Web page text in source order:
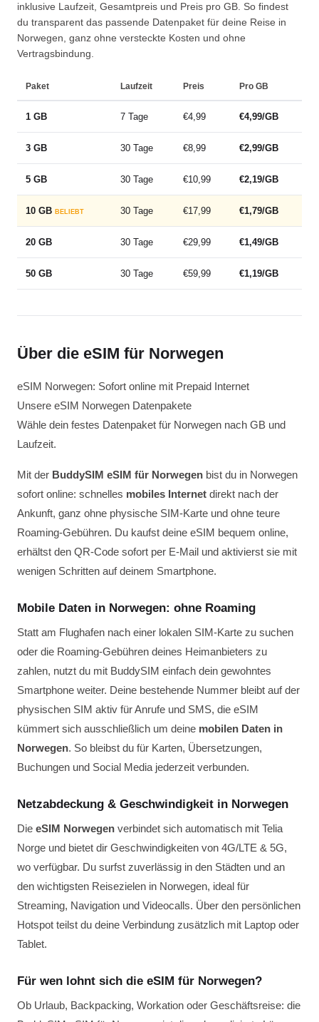
inklusive Laufzeit, Gesamtpreis und Preis pro GB. So findest
du transparent das passende Datenpaket für deine Reise in
Norwegen, ganz ohne versteckte Kosten und ohne
Vertragsbindung.
Paket Laufzeit Preis Pro GB
1 GB 7 Tage €4,99 €4,99/GB
3 GB 30 Tage €8,99 €2,99/GB
5 GB 30 Tage €10,99 €2,19/GB
10 GB BELIEBT 30 Tage €17,99 €1,79/GB
20 GB 30 Tage €29,99 €1,49/GB
50 GB 30 Tage €59,99 €1,19/GB
Über die eSIM für Norwegen
eSIM Norwegen: Sofort online mit Prepaid Internet
Unsere eSIM Norwegen Datenpakete
Wähle dein festes Datenpaket für Norwegen nach GB und
Laufzeit.
Mit der BuddySIM eSIM für Norwegen bist du in Norwegen
sofort online: schnelles mobiles Internet direkt nach der
Ankunft, ganz ohne physische SIM-Karte und ohne teure
Roaming-Gebühren. Du kaufst deine eSIM bequem online,
erhältst den QR-Code sofort per E-Mail und aktivierst sie mit
wenigen Schritten auf deinem Smartphone.
Mobile Daten in Norwegen: ohne Roaming
Statt am Flughafen nach einer lokalen SIM-Karte zu suchen
oder die Roaming-Gebühren deines Heimanbieters zu
zahlen, nutzt du mit BuddySIM einfach dein gewohntes
Smartphone weiter. Deine bestehende Nummer bleibt auf der
physischen SIM aktiv für Anrufe und SMS, die eSIM
kümmert sich ausschließlich um deine mobilen Daten in
Norwegen. So bleibst du für Karten, Übersetzungen,
Buchungen und Social Media jederzeit verbunden.
Netzabdeckung & Geschwindigkeit in Norwegen
Die eSIM Norwegen verbindet sich automatisch mit Telia
Norge und bietet dir Geschwindigkeiten von 4G/LTE & 5G,
wo verfügbar. Du surfst zuverlässig in den Städten und an
den wichtigsten Reisezielen in Norwegen, ideal für
Streaming, Navigation und Videocalls. Über den persönlichen
Hotspot teilst du deine Verbindung zusätzlich mit Laptop oder
Tablet.
Für wen lohnt sich die eSIM für Norwegen?
Ob Urlaub, Backpacking, Workation oder Geschäftsreise: die